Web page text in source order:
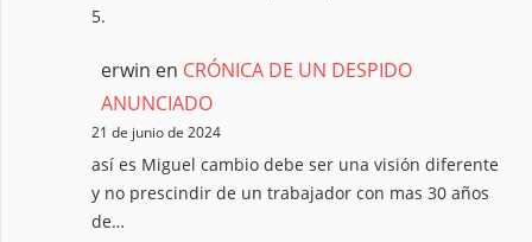
5.
erwin en CRÓNICA DE UN DESPIDO
ANUNCIADO
21 de junio de 2024
así es Miguel cambio debe ser una visión diferente
y no prescindir de un trabajador con mas 30 años
de…